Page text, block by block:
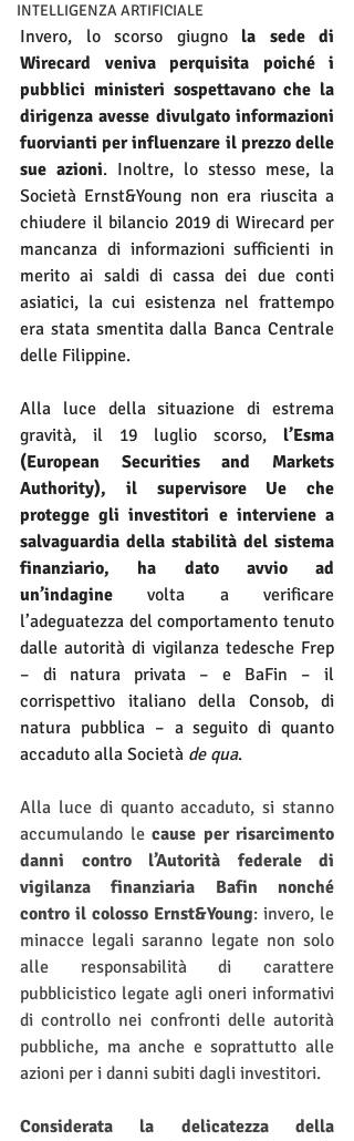
INTELLIGENZA ARTIFICIALE
Invero, lo scorso giugno la sede di
Wirecard veniva perquisita poiché i
pubblici ministeri sospettavano che la
dirigenza avesse divulgato informazioni
fuorvianti per influenzare il prezzo delle
sue azioni. Inoltre, lo stesso mese, la
Società Ernst&Young non era riuscita a
chiudere il bilancio 2019 di Wirecard per
mancanza di informazioni sufficienti in
merito ai saldi di cassa dei due conti
asiatici, la cui esistenza nel frattempo
era stata smentita dalla Banca Centrale
delle Filippine.
Alla luce della situazione di estrema
gravità, il 19 luglio scorso, l’Esma
(European Securities and Markets
Authority), il supervisore Ue che
protegge gli investitori e interviene a
salvaguardia della stabilità del sistema
finanziario, ha dato avvio ad
un’indagine volta a verificare
l’adeguatezza del comportamento tenuto
dalle autorità di vigilanza tedesche Frep
– di natura privata – e BaFin – il
corrispettivo italiano della Consob, di
natura pubblica – a seguito di quanto
accaduto alla Società de qua.
Alla luce di quanto accaduto, si stanno
accumulando le cause per risarcimento
danni contro l’Autorità federale di
vigilanza finanziaria Bafin nonché
contro il colosso Ernst&Young: invero, le
minacce legali saranno legate non solo
alle responsabilità di carattere
pubblicistico legate agli oneri informativi
di controllo nei confronti delle autorità
pubbliche, ma anche e soprattutto alle
azioni per i danni subiti dagli investitori.
Considerata la delicatezza della